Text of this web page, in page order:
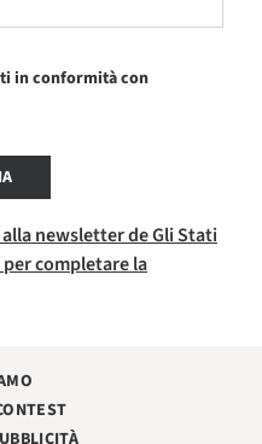
in conformità con
newsletter de Gli Stati
completare la